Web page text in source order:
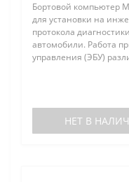
Бортовой компьютер
для установки на
протокола
автомобили. Работа
управления (ЭБУ)
НЕТ В